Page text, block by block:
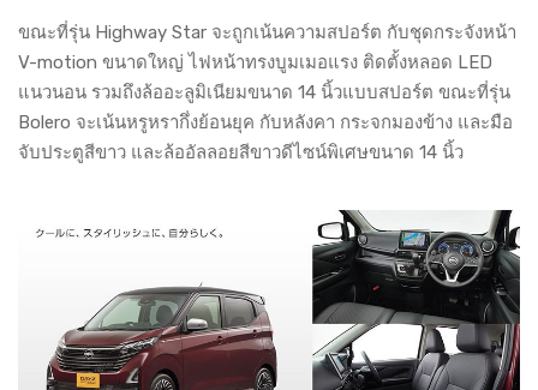
ขณะที่รุ่น Highway Star จะถูกเน้นความสปอร์ต กับชุดกระจังหน้า
V-motion ขนาดใหญ่ ไฟหน้าทรงบูมเมอแรง ติดตั้งหลอด LED
แนวนอน รวมถึงล้ออะลูมิเนียมขนาด 14 นิ้วแบบสปอร์ต ขณะที่รุ่น
Bolero จะเน้นหรูหรากึ่งย้อนยุค กับหลังคา กระจกมองข้าง และมือ
จับประตูสีขาว และล้ออัลลอยสีขาวดีไซน์พิเศษขนาด 14 นิ้ว